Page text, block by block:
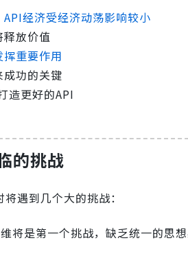
API经济受经济动荡影响较小
放价值
重要作用
成功的关键
造更好的API
的挑战
遇到几个大的挑战：
将是第一个挑战，缺乏统一的思